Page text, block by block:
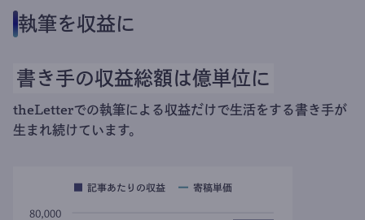
執筆を収益に
書き手の収益総額は億単位に
theLetterでの執筆による収益だけで生活をする書き手が
生まれ続けています。